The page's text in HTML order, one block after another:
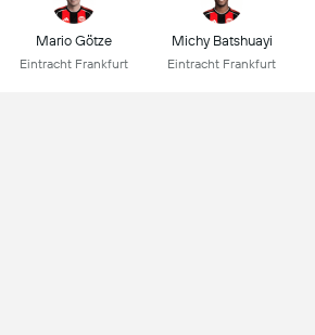
Mario Götze
Eintracht Frankfurt
Michy Batshuayi
Eintracht Frankfurt